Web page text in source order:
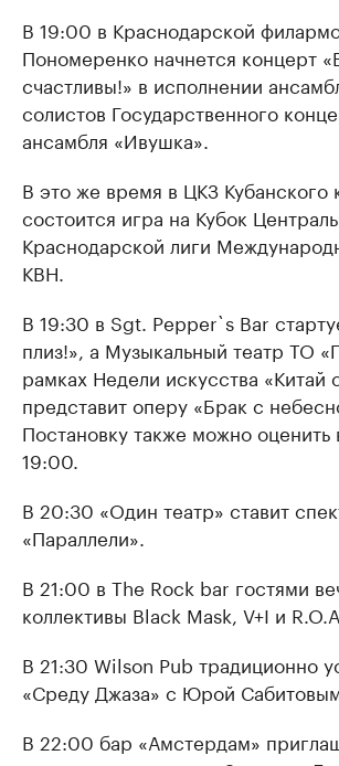
В 19:00 в Краснодарской
Пономеренко начнется концерт
счастливы!» в исполнении
солистов Государственного
ансамбля «Ивушка».
В это же время в ЦКЗ Кубанского
состоится игра на Кубок
Краснодарской лиги
КВН.
В 19:30 в Sgt. Pepper`s Bar
плиз!», а Музыкальный театр ТО
рамках Недели искусства «Китай
представит оперу «Брак с
Постановку также можно оценить
19:00.
В 20:30 «Один театр» ставит
«Параллели».
В 21:00 в The Rock bar гостями
коллективы Black Mask, V+I и
В 21:30 Wilson Pub традиционно
«Среду Джаза» с Юрой
В 22:00 бар «Амстердам»